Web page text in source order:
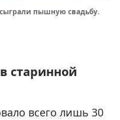
пышную свадьбу.
старинной
всего лишь 30